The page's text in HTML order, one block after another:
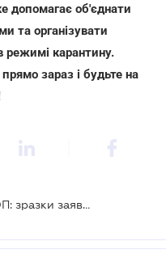
допомагає об'єднати
та організувати
режимі карантину.
прямо зараз і будьте на
Відпустка та лікарняний для ФОП: зразки заяв та податкові нюанси